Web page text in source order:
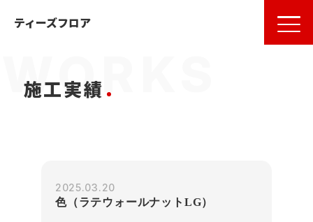
名古屋 フローリング
ティーズフロア
施工実績
2025.03.20
色（ラテウォールナットLG）